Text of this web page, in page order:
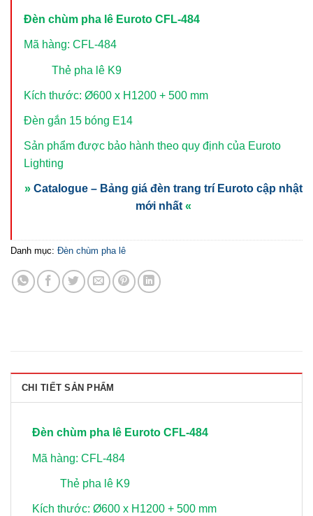
Đèn chùm pha lê Euroto CFL-484
Mã hàng: CFL-484
Thẻ pha lê K9
Kích thước: Ø600 x H1200 + 500 mm
Đèn gắn 15 bóng E14
Sản phẩm được bảo hành theo quy định của Euroto
Lighting
» Catalogue – Bảng giá đèn trang trí Euroto cập nhật
mới nhất «
Danh mục: Đèn chùm pha lê
CHI TIẾT SẢN PHẨM
Đèn chùm pha lê Euroto CFL-484
Mã hàng: CFL-484
Thẻ pha lê K9
Kích thước: Ø600 x H1200 + 500 mm